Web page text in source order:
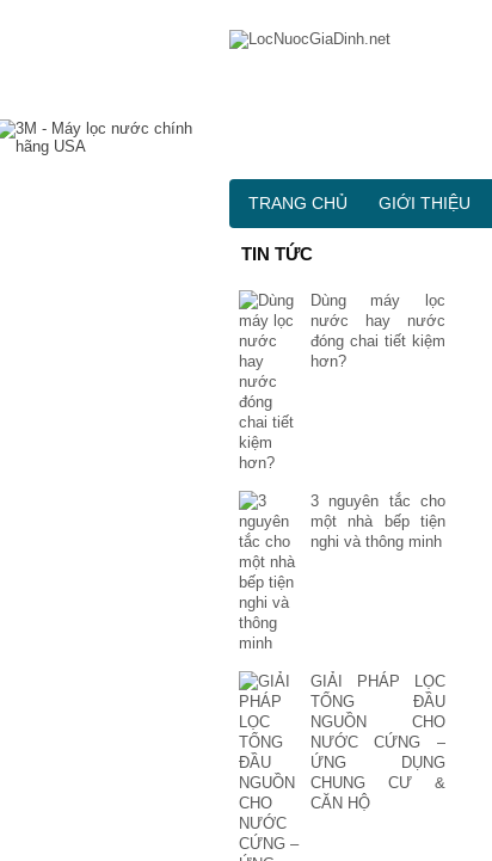
TIN TỨC
Dùng máy lọc
nước hay nước
đóng chai tiết kiệm
hơn?
3 nguyên tắc cho
một nhà bếp tiện
nghi và thông minh
GIẢI PHÁP LỌC
TỔNG ĐẦU
NGUỒN CHO
NƯỚC CỨNG –
ỨNG DỤNG
CHUNG CƯ &
CĂN HỘ
TRANG CHỦ GIỚI THIỆU